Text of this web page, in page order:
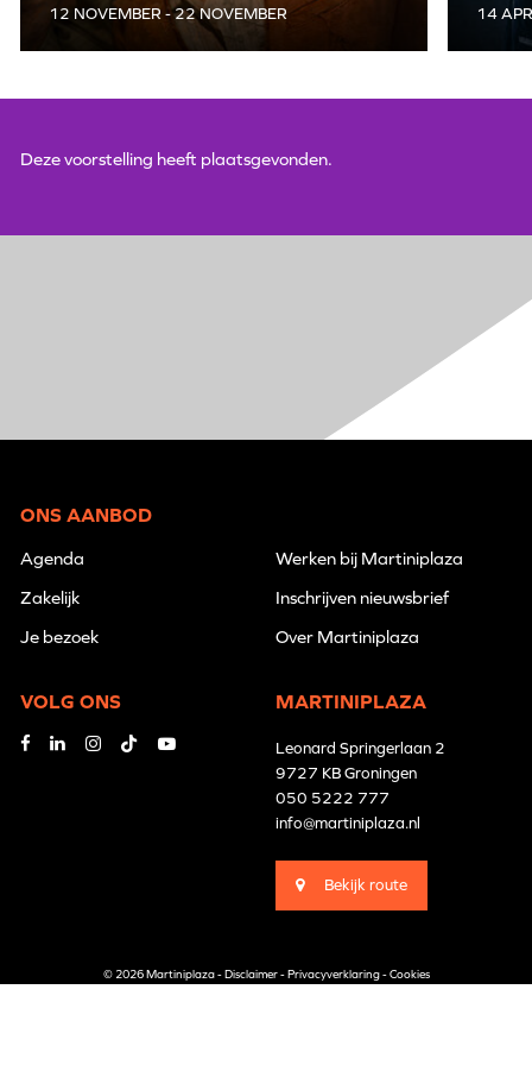
12 NOVEMBER - 22 NOVEMBER 14
Deze voorstelling heeft plaatsgevonden.
ONS AANBOD
Agenda
Zakelijk
Je bezoek
Werken bij Martiniplaza
Inschrijven nieuwsbrief
Over Martiniplaza
VOLG ONS MARTINIPLAZA
Leonard Springerlaan 2
9727 KB Groningen
050 5222 777
info@martiniplaza.nl
Bekijk route
© 2026 Martiniplaza -Disclaimer-Privacyverklaring-Cookies